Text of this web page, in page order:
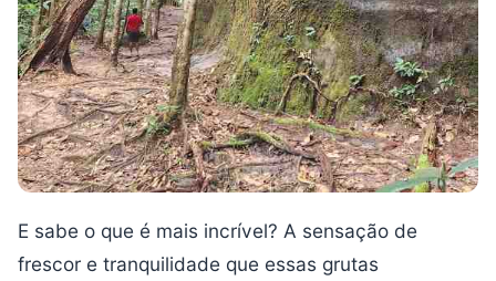
E sabe o que é mais incrível? A sensação de
frescor e tranquilidade que essas grutas